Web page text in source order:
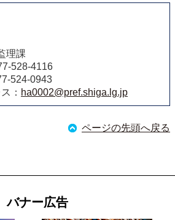
理課
528-4116
524-0943
： ha0002@pref.shiga.lg.jp
ページの先頭へ戻る
バナー広告